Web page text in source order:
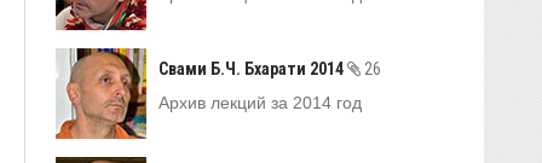
Свами Б.Ч. Бхарати 2014
26
Архив лекций за 2014 год